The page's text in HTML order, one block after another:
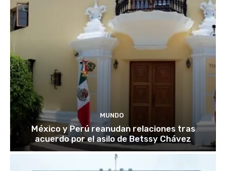
MUNDO
México y Perú reanudan relaciones tras
acuerdo por el asilo de Betssy Chávez